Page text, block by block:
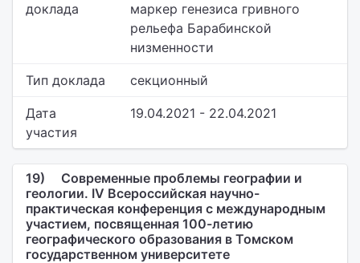
доклада
маркер генезиса гривного
рельефа Барабинской
низменности
Тип доклада секционный
Дата
участия
19.04.2021 - 22.04.2021
19)
Современные проблемы географии и
геологии. IV Всероссийская научно-
практическая конференция с международным
участием, посвященная 100-летию
географического образования в Томском
государственном университете